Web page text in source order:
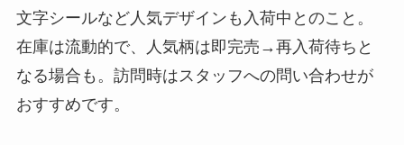
文字シールなど人気デザインも入荷中とのこと。
在庫は流動的で、人気柄は即完売→再入荷待ちと
なる場合も。訪問時はスタッフへの問い合わせが
おすすめです。